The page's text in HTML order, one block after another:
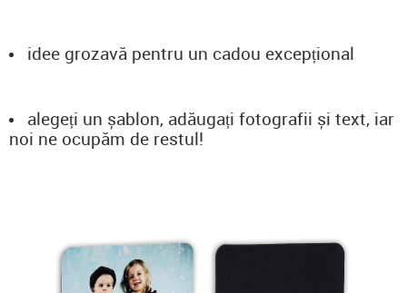
idee grozavă pentru un cadou excepțional
alegeți un șablon, adăugați fotografii și text, iar
noi ne ocupăm de restul!